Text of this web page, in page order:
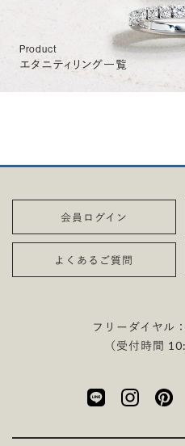
Product
エタニティリング一覧
会員ログイン
よくあるご質問
フリーダイヤル
（受付時間